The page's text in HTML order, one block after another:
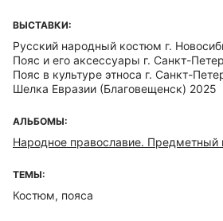
ВЫСТАВКИ:
Русский народный костюм г.
Пояс и его аксессуары г. Санкт-
Пояс в культуре этноса г. Санкт-
Шелка Евразии (Благовещенск) 2025
АЛЬБОМЫ:
Народное православие. Предметный
ТЕМЫ:
Костюм, пояса